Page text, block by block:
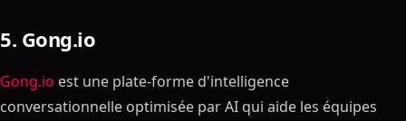
5. Gong.io
Gong.io est une plate-forme d'intelligence
conversationnelle optimisée par AI qui aide les équipes